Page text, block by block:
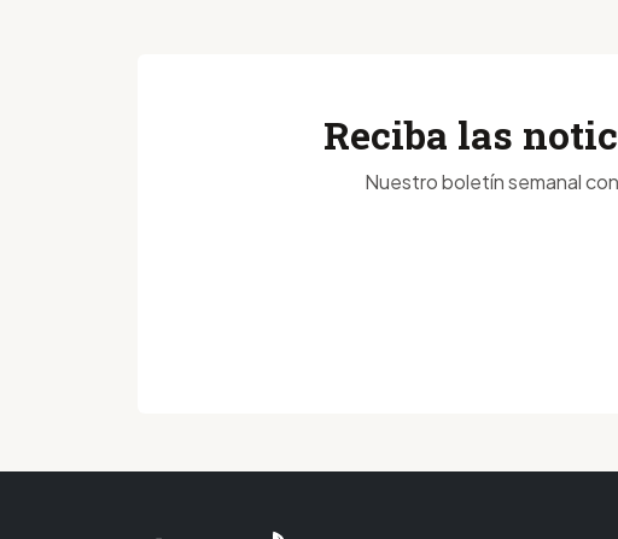
Reciba las
Nuestro boletín semanal